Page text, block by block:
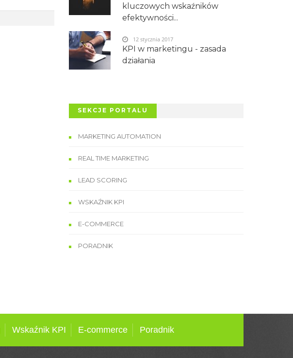
kluczowych wskaźników
efektywności...
KPI w marketingu - zasada
działania
12 stycznia 2017
SEKCJE PORTALU
MARKETING AUTOMATION
REAL TIME MARKETING
LEAD SCORING
WSKAŹNIK KPI
E-COMMERCE
PORADNIK
Wskaźnik KPI E-commerce Poradnik